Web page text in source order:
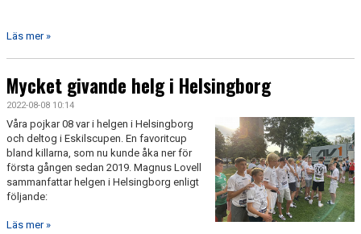
Läs mer »
Mycket givande helg i Helsingborg
2022-08-08 10:14
Våra pojkar 08 var i helgen i Helsingborg
och deltog i Eskilscupen. En favoritcup
bland killarna, som nu kunde åka ner för
första gången sedan 2019. Magnus Lovell
sammanfattar helgen i Helsingborg enligt
följande:
Läs mer »